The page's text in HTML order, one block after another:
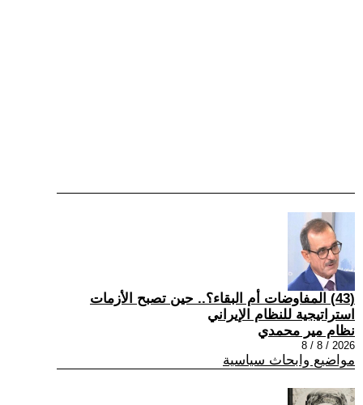
(43) المفاوضات أم البقاء؟.. حين تصبح الأزمات
استراتيجية للنظام الإيراني
نظام مير محمدي
2026 / 8 / 8
مواضيع وابحاث سياسية